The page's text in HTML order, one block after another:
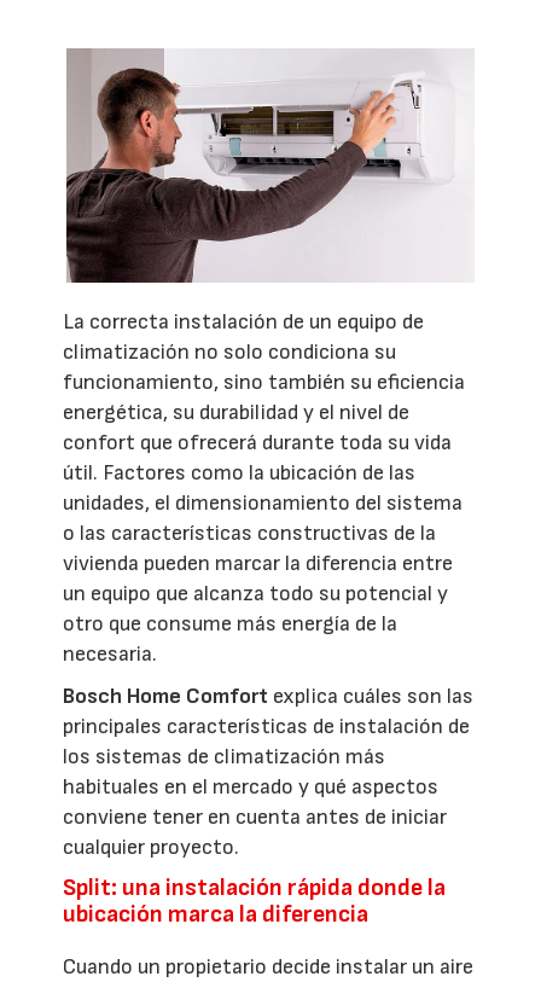
La correcta instalación de un equipo de
climatización no solo condiciona su
funcionamiento, sino también su eficiencia
energética, su durabilidad y el nivel de
confort que ofrecerá durante toda su vida
útil. Factores como la ubicación de las
unidades, el dimensionamiento del sistema
o las características constructivas de la
vivienda pueden marcar la diferencia entre
un equipo que alcanza todo su potencial y
otro que consume más energía de la
necesaria.
Bosch Home Comfort explica cuáles son las
principales características de instalación de
los sistemas de climatización más
habituales en el mercado y qué aspectos
conviene tener en cuenta antes de iniciar
cualquier proyecto.
Split: una instalación rápida donde la
ubicación marca la diferencia
Cuando un propietario decide instalar un aire